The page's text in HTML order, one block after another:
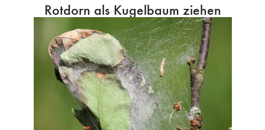
Rotdorn als Kugelbaum ziehen